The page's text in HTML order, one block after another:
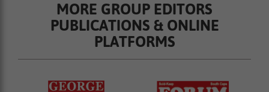
MORE GROUP EDITORS
PUBLICATIONS & ONLINE
PLATFORMS